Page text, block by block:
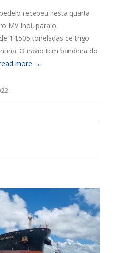
recebeu nesta quarta
MV Inoi, para o
14.505 toneladas de trigo
O navio tem bandeira do
more →